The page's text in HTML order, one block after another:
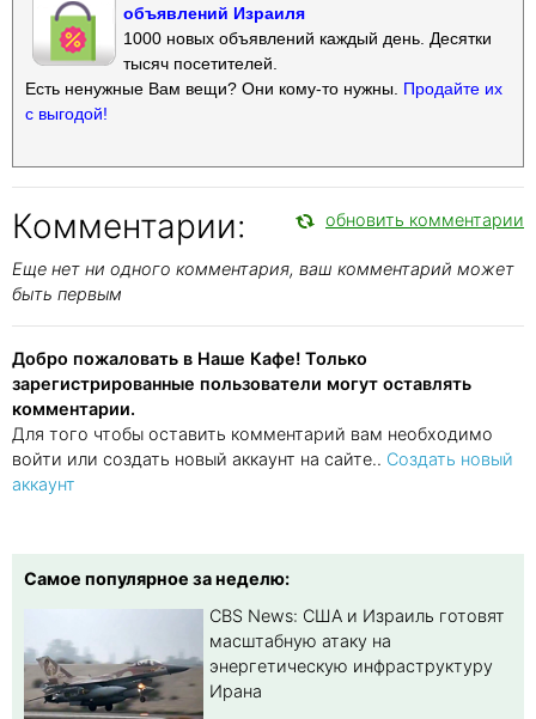
объявлений Израиля
1000 новых объявлений каждый день. Десятки
тысяч посетителей.
Есть ненужные Вам вещи? Они кому-то нужны. Продайте их
с выгодой!
Комментарии: обновить комментарии
Еще нет ни одного комментария, ваш комментарий может
быть первым
Добро пожаловать в Наше Кафе! Только
зарегистрированные пользователи могут оставлять
комментарии.
Для того чтобы оставить комментарий вам необходимо
войти или создать новый аккаунт на сайте.. Создать новый
аккаунт
Самое популярное за неделю:
CBS News: США и Израиль готовят
масштабную атаку на
энергетическую инфраструктуру
Ирана